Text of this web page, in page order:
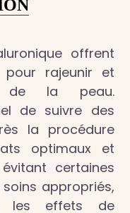
offrent
pour rajeunir et
de la peau.
de suivre des
la procédure
optimaux et
certaines
appropriés,
les effets de